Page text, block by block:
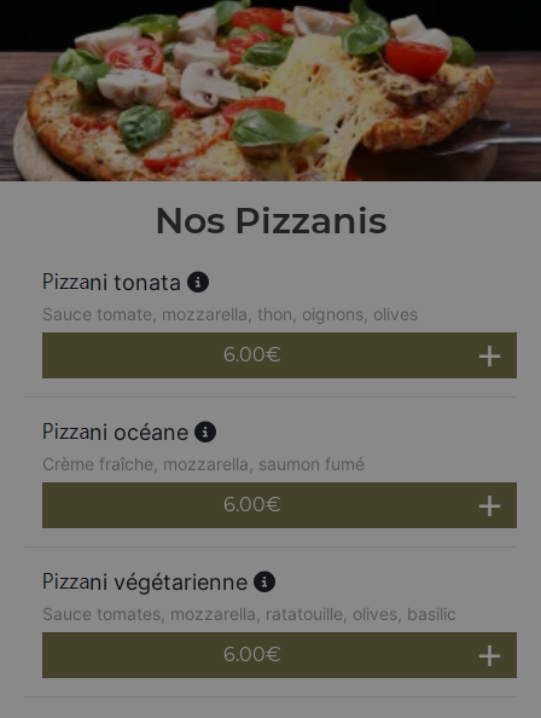
Nos Pizzanis
ni tonata
Sauce tomate, mozzarella, thon, oignons, olives
6.00€
ni océane
Crème fraîche, mozzarella, saumon fumé
6.00€
ni végétarienne
Sauce tomates, mozzarella, ratatouille, olives, basilic
6.00€